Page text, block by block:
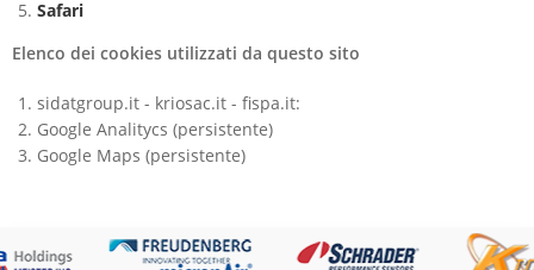
Safari
Elenco dei cookies utilizzati da questo sito
sidatgroup.it - kriosac.it - fispa.it:
Google Analitycs (persistente)
Google Maps (persistente)